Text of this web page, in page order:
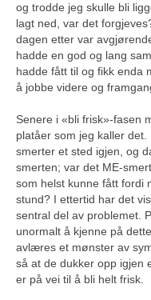
og trodde jeg skulle bli
lagt ned, var det
dagen etter var
hadde en god og lang
hadde fått til og fikk enda
å jobbe videre og
Senere i «bli frisk»-fasen
platåer som jeg kaller
smerter et sted igjen, og
smerten; var det ME-
som helst kunne fått fordi
stund? I ettertid har det
sentral del av problemet.
unormalt å kjenne på
avlæres et mønster av
så at de dukker opp igjen
er på vei til å bli helt frisk.